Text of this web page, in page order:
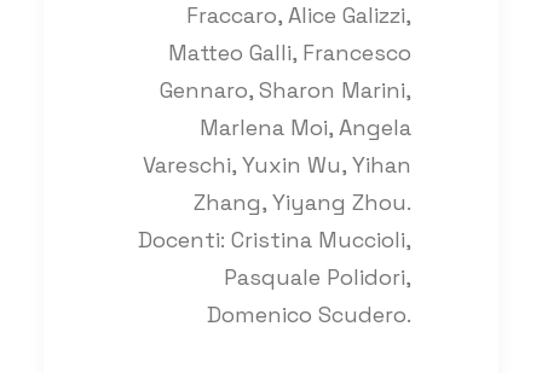
Fraccaro, Alice Galizzi,
Matteo Galli, Francesco
Gennaro, Sharon Marini,
Marlena Moi, Angela
Vareschi, Yuxin Wu, Yihan
Zhang, Yiyang Zhou.
Docenti: Cristina Muccioli,
Pasquale Polidori,
Domenico Scudero.